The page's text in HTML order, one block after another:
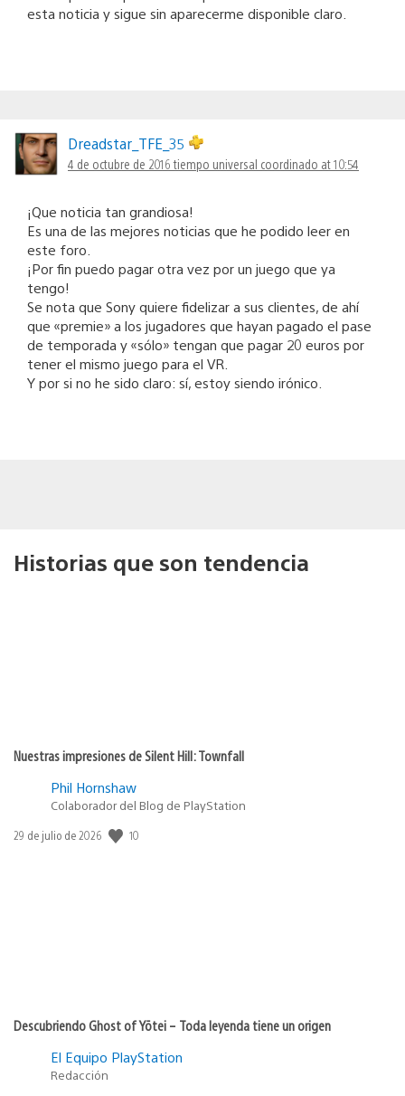
esta noticia y sigue sin aparecerme disponible claro.
Dreadstar_TFE_35
4 de octubre de 2016 tiempo universal coordinado at 10:54
¡Que noticia tan grandiosa!
Es una de las mejores noticias que he podido leer en
este foro.
¡Por fin puedo pagar otra vez por un juego que ya
tengo!
Se nota que Sony quiere fidelizar a sus clientes, de ahí
que «premie» a los jugadores que hayan pagado el pase
de temporada y «sólo» tengan que pagar 20 euros por
tener el mismo juego para el VR.
Y por si no he sido claro: sí, estoy siendo irónico.
Historias que son tendencia
Nuestras impresiones de Silent Hill: Townfall
Phil Hornshaw
Colaborador del Blog de PlayStation
Fecha
29 de julio de 2026 10
Descubriendo Ghost of Yōtei – Toda leyenda tiene un origen
El Equipo PlayStation
Redacción